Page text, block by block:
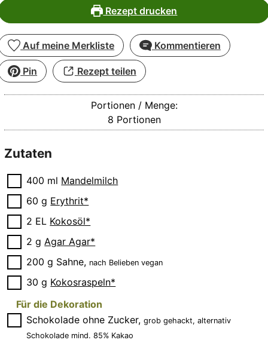
Rezept drucken
Auf meine Merkliste Kommentieren
Pin Rezept teilen
Portionen / Menge:
8 Portionen
Zutaten
▢
400 ml Mandelmilch
▢
60 g Erythrit*
▢
2 EL Kokosöl*
▢
2 g Agar Agar*
▢
200 g Sahne, nach Belieben vegan
▢
30 g Kokosraspeln*
Für die Dekoration
▢
Schokolade ohne Zucker,grob gehackt, alternativ
Schokolade mind. 85% Kakao